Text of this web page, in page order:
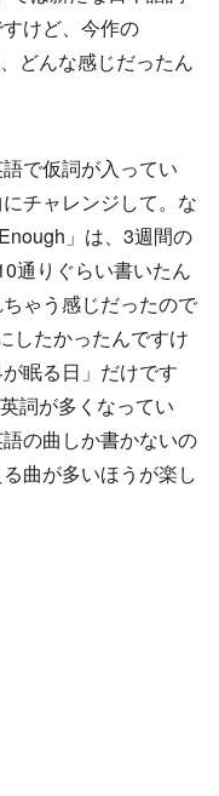
けど、今作の
どんな感じだったん
で仮詞が入ってい
チャレンジして。な
」は、3週間の
通りぐらい書いたん
ゃう感じだったので
したかったんですけ
眠る日」だけです
詞が多くなってい
の曲しか書かないの
曲が多いほうが楽し